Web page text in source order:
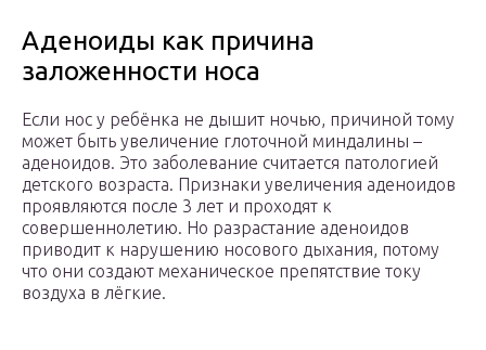
Аденоиды как причина
заложенности носа
Если нос у ребёнка не дышит ночью, причиной тому
может быть увеличение глоточной миндалины –
аденоидов. Это заболевание считается патологией
детского возраста. Признаки увеличения аденоидов
проявляются после 3 лет и проходят к
совершеннолетию. Но разрастание аденоидов
приводит к нарушению носового дыхания, потому
что они создают механическое препятствие току
воздуха в лёгкие.